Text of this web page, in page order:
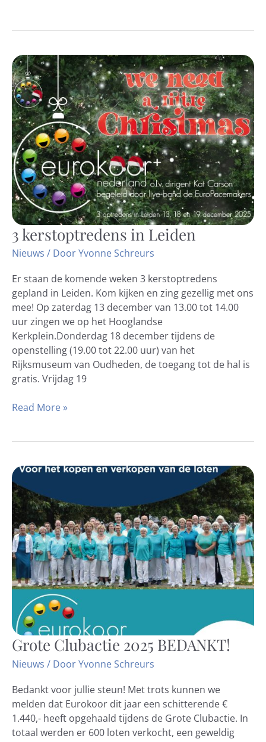
3 kerstoptredens in Leiden
Nieuws / DoorYvonne Schreurs
Er staan de komende weken 3 kerstoptredens
gepland in Leiden. Kom kijken en zing gezellig met ons
mee! Op zaterdag 13 december van 13.00 tot 14.00
uur zingen we op het Hooglandse
Kerkplein.Donderdag 18 december tijdens de
openstelling (19.00 tot 22.00 uur) van het
Rijksmuseum van Oudheden, de toegang tot de hal is
gratis. Vrijdag 19
3
kerstoptredens
in
Leiden
Read More »
Grote Clubactie 2025 BEDANKT!
Nieuws / DoorYvonne Schreurs
Bedankt voor jullie steun! Met trots kunnen we
melden dat Eurokoor dit jaar een schitterende €
1.440,- heeft opgehaald tijdens de Grote Clubactie. In
totaal werden er 600 loten verkocht, een geweldig
Grote
Clubactie
2025
BEDANKT!